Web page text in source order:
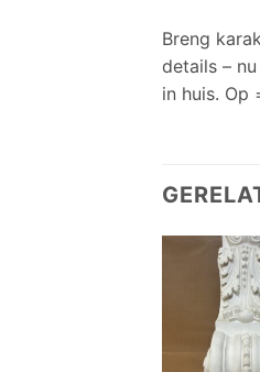
Breng
details –
in huis. Op